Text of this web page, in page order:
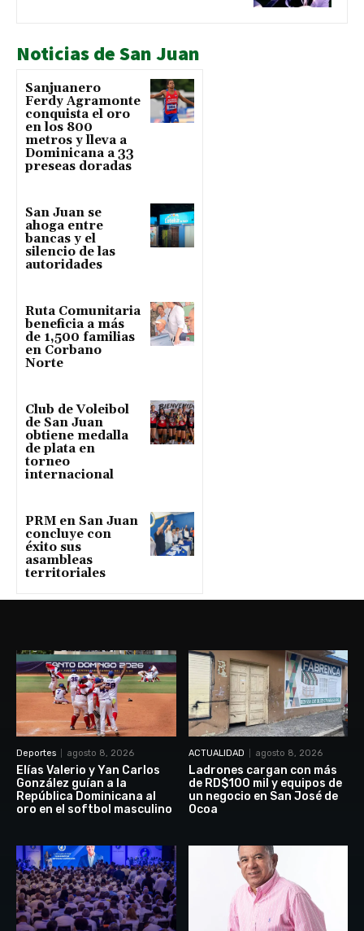
Noticias de San Juan
Sanjuanero
Ferdy Agramonte
conquista el oro
en los 800
metros y lleva a
Dominicana a 33
preseas doradas
San Juan se
ahoga entre
bancas y el
silencio de las
autoridades
Ruta Comunitaria
beneficia a más
de 1,500 familias
en Corbano
Norte
Club de Voleibol
de San Juan
obtiene medalla
de plata en
torneo
internacional
PRM en San Juan
concluye con
éxito sus
asambleas
territoriales
Deportes agosto 8, 2026
Elías Valerio y Yan Carlos
González guían a la
República Dominicana al
oro en el softbol masculino
ACTUALIDAD agosto 8, 2026
Ladrones cargan con más
de RD$100 mil y equipos de
un negocio en San José de
Ocoa